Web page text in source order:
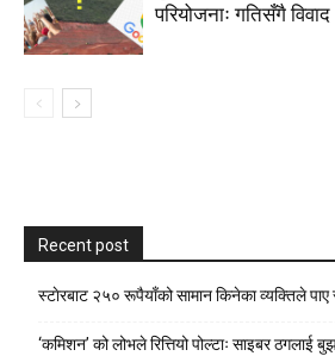
परियोजनाः गतिसँगै विवाद
Recent post
स्टाेरबाट २५० रूपैयाँको सामान किनेका व्यक्तिले
‘कमिशन’ को लोभले रित्तियो पोल्टाः साइबर ठगलाई